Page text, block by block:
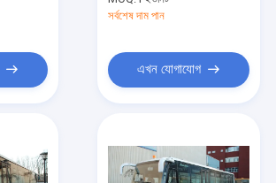
সর্বশেষ দাম পান
এখন যোগাযোগ